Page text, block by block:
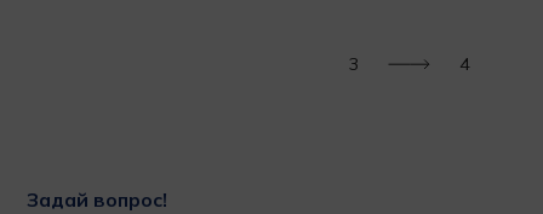
3 4
Задай вопрос!